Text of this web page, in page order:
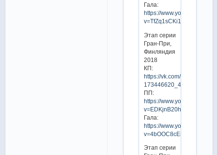
Гала:
https://www.youtube.com/
v=TfZq1sCKi1I
Этап серии
Гран-При,
Финляндия
2018
КП:
https://vk.com/video-
173446620_456239030
ПП:
https://www.youtube.com/
v=EDKjnB20hu8
Гала:
https://www.youtube.com/
v=4bOOC8cEmlg
Этап серии